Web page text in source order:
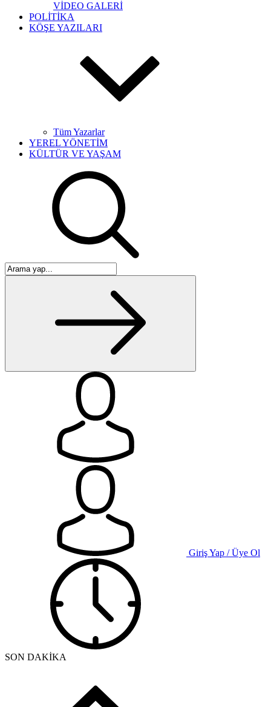
VİDEO GALERİ
POLİTİKA
KÖŞE YAZILARI
Tüm Yazarlar
YEREL YÖNETİM
KÜLTÜR VE YAŞAM
Giriş Yap / Üye Ol
SON DAKİKA